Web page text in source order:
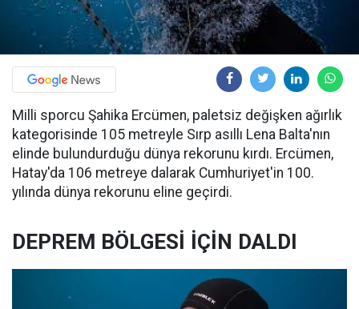
Milli sporcu Şahika Ercümen, paletsiz değişken ağırlık
kategorisinde 105 metreyle Sırp asıllı Lena Balta'nın
elinde bulundurduğu dünya rekorunu kırdı. Ercümen,
Hatay'da 106 metreye dalarak Cumhuriyet'in 100.
yılında dünya rekorunu eline geçirdi.
DEPREM BÖLGESİ İÇİN DALDI